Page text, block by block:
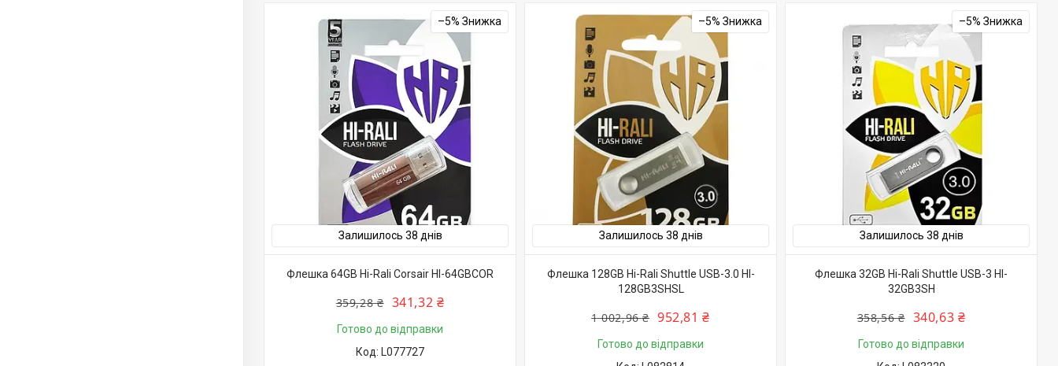
–5%
Залишилось 38 днів
Флешка 64GB Hi-Rali Corsair HI-64GBCOR
359,28 ₴ 341,32 ₴
Готово до відправки
L077727
–5%
Залишилось 38 днів
Флешка 128GB Hi-Rali Shuttle USB-3.0 HI-
128GB3SHSL
1 002,96 ₴ 952,81 ₴
Готово до відправки
–5%
Залишилось 38 днів
Флешка 32GB Hi-Rali Shuttle USB-3 HI-
32GB3SH
358,56 ₴ 340,63 ₴
Готово до відправки